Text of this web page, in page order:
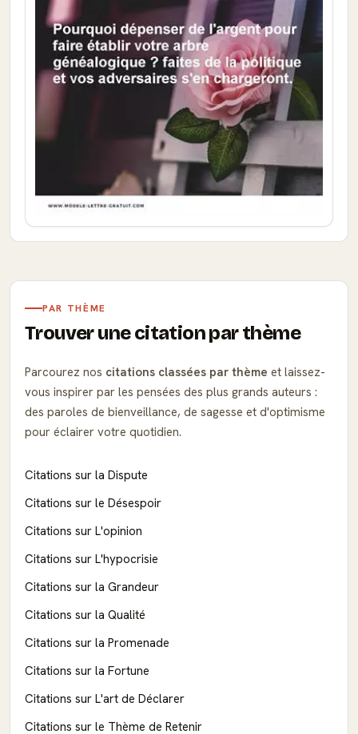
PAR THÈME
Trouver une citation par thème
Parcourez nos citations classées par thème et laissez-
vous inspirer par les pensées des plus grands auteurs :
des paroles de bienveillance, de sagesse et d'optimisme
pour éclairer votre quotidien.
Citations sur la Dispute
Citations sur le Désespoir
Citations sur L'opinion
Citations sur L'hypocrisie
Citations sur la Grandeur
Citations sur la Qualité
Citations sur la Promenade
Citations sur la Fortune
Citations sur L'art de Déclarer
Citations sur le Thème de Retenir